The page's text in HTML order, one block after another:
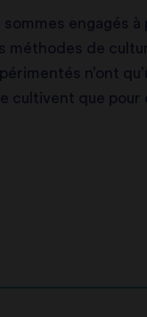
sommes engagés
méthodes de
n’ont
cultivent que pour